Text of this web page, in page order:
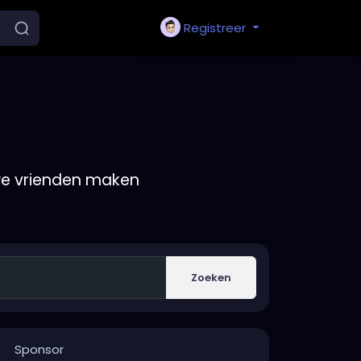
Registreer
vrienden maken
Zoeken
Sponsor